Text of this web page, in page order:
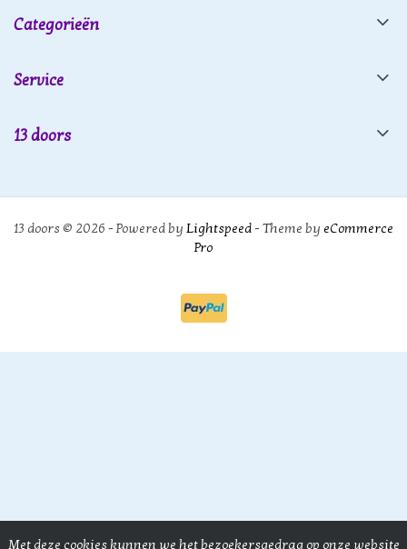
Categorieën
Service
13 doors
13 doors © 2026 - Powered by Lightspeed- Theme by eCommerce
Pro
Met deze cookies kunnen we het bezoekersgedrag op onze website